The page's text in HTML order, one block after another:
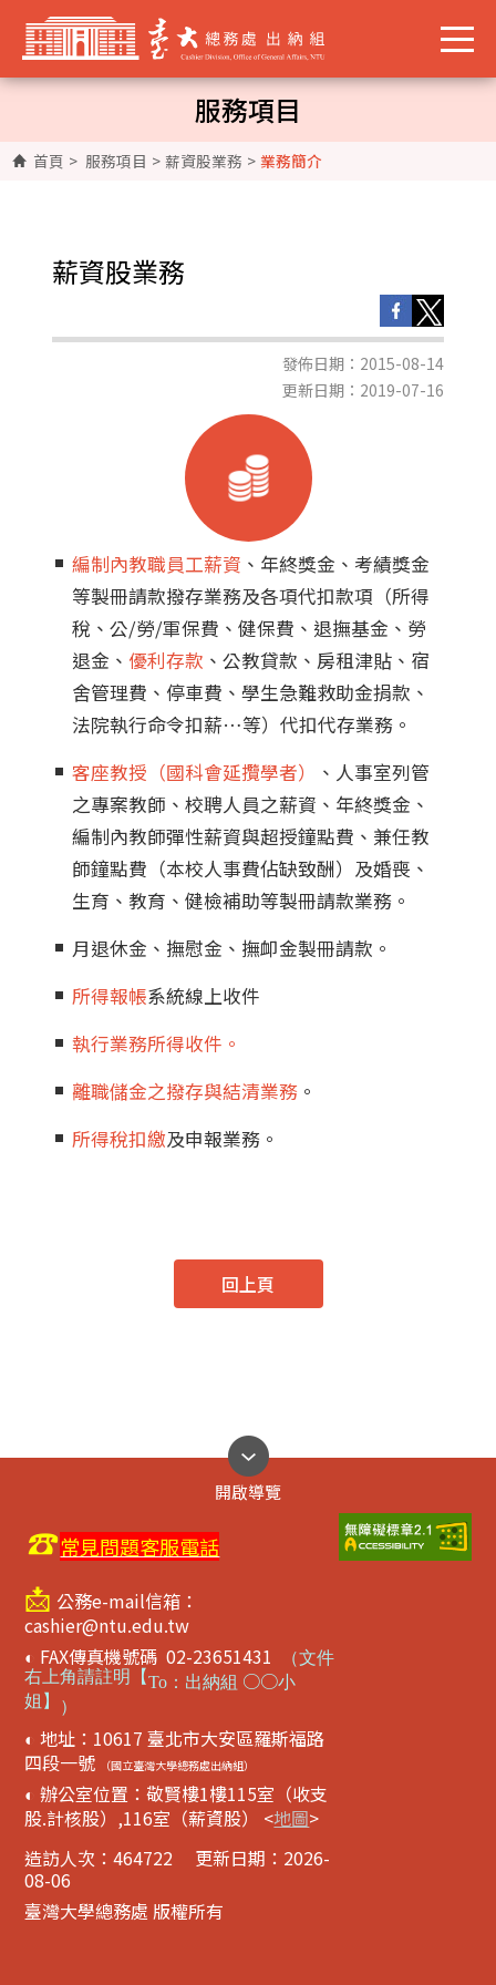
服務項目
首頁 > 服務項目 > 薪資股業務 > 業務簡介
薪資股業務
發佈日期：2015-08-14
更新日期：2019-07-16
編制內教職員工薪資 、年終獎金、考績獎金
等製冊請款撥存業務及各項代扣款項（所得
稅、公/勞/軍保費、健保費、退撫基金、勞
退金、 優利存款 、公教貸款、房租津貼、宿
舍管理費、停車費、學生急難救助金捐款、
法院執行命令扣薪…等）代扣代存業務。
客座教授（國科會延攬學者）
、人事室列管
之專案教師、校聘人員之薪資、年終獎金、
編制內教師彈性薪資與超授鐘點費、兼任教
師鐘點費（本校人事費佔缺致酬）及婚喪、
生育、教育、健檢補助等製冊請款業務。
月退休金、撫慰金、撫卹金製冊請款。
所得報帳系統線上收件
執行業務所得收件。
離職儲金之撥存與結清業務 。
所得稅扣繳及申報業務。
回上頁
開啟導覽
☎常見問題客服電話
📩 公務e-mail信箱：
cashier@ntu.edu.tw
◐ FAX傳真機號碼 02-23651431 （文件
右上角請註明【To ：出納組 ○○小
姐】
）
◐ 地址：10617 臺北市大安區羅斯福路
四段一號
（國立臺灣大學總務處出納組）
◐ 辦公室位置：敬賢樓1樓115室（收支
股.計核股）,116室（薪資股） <地圖>
造訪人次：464722
更新日期：2026-
08-06
臺灣大學總務處 版權所有